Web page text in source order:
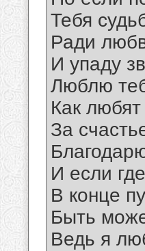
Тебя
Ради
И упаду
Люблю
Как
За
И если
В конце
Быть
Ведь я